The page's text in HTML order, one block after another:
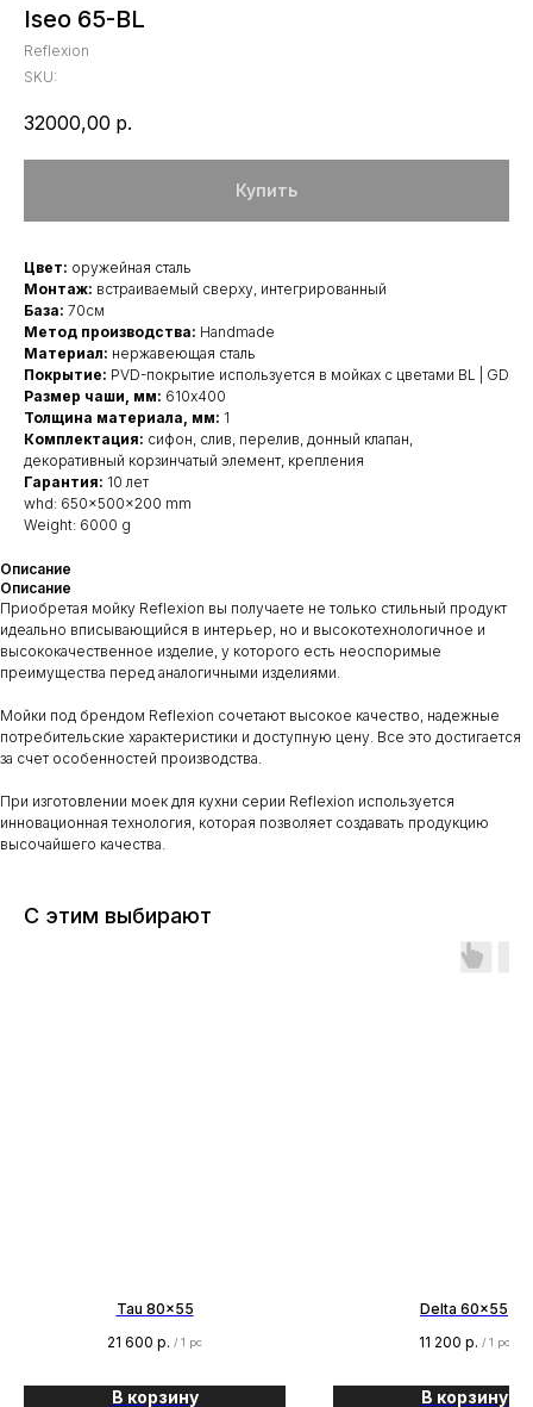
Iseo 65-BL
Reflexion
SKU:
32000,00 р.
Купить
Цвет: оружейная сталь
Монтаж: встраиваемый сверху, интегрированный
База: 70см
Метод производства: Handmade
Материал: нержавеющая сталь
Покрытие: PVD-покрытие используется в мойках с цветами BL | GD
Размер чаши, мм: 610x400
Толщина материала, мм: 1
Комплектация: сифон, слив, перелив, донный клапан,
декоративный корзинчатый элемент, крепления
Гарантия: 10 лет
whd: 650x500x200 mm
Weight: 6000 g
Описание
Описание
Приобретая мойку Reflexion вы получаете не только стильный продукт
идеально вписывающийся в интерьер, но и высокотехнологичное и
высококачественное изделие, у которого есть неоспоримые
преимущества перед аналогичными изделиями.
Мойки под брендом Reflexion сочетают высокое качество, надежные
потребительские характеристики и доступную цену. Все это достигается
за счет особенностей производства.
При изготовлении моек для кухни серии Reflexion используется
инновационная технология, которая позволяет создавать продукцию
высочайшего качества.
С этим выбирают
Tau 80x55
21 600 р. / 1 pc
В корзину
Delta 60x55
11 200 р. / 1 pc
В корзину